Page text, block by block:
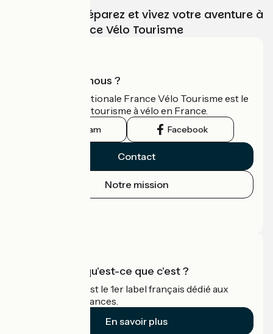
Choisissez, préparez et vivez votre aventure à
vélo avec France Vélo Tourisme
Qui sommes-nous ?
L'association nationale France Vélo Tourisme est le
guide officiel du tourisme à vélo en France.
Instagram Facebook
Contact
Notre mission
Accueil Vélo qu'est-ce que c'est ?
Accueil Vélo c'est le 1er label français dédié aux
cyclistes en vacances.
En savoir plus